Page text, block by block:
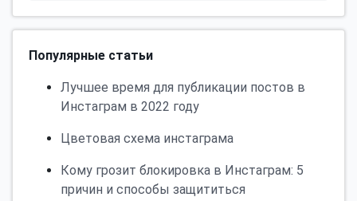
Популярные статьи
Лучшее время для публикации постов в
Инстаграм в 2022 году
Цветовая схема инстаграма
Кому грозит блокировка в Инстаграм: 5
причин и способы защититься